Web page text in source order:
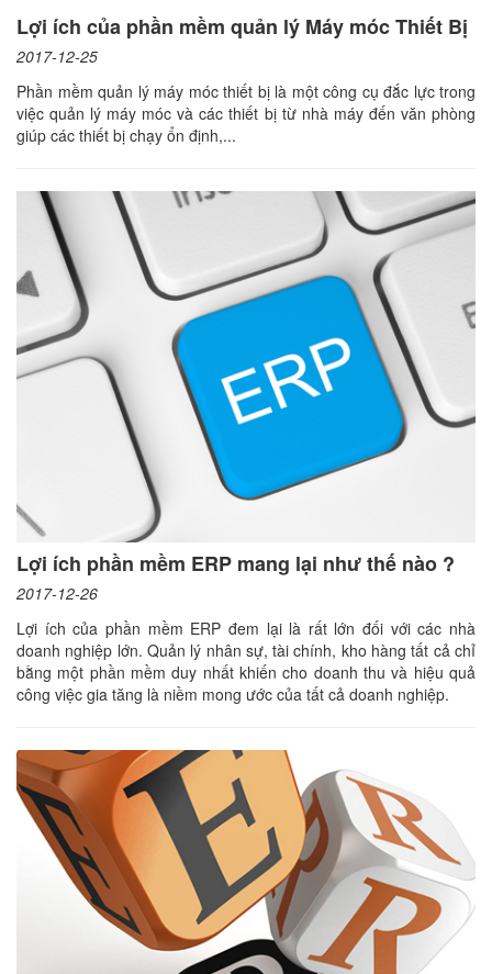
Lợi ích của phần mềm quản lý Máy móc Thiết Bị
2017-12-25
Phần mềm quản lý máy móc thiết bị là một công cụ đắc lực trong
việc quản lý máy móc và các thiết bị từ nhà máy đến văn phòng
giúp các thiết bị chạy ổn định,...
Lợi ích phần mềm ERP mang lại như thế nào ?
2017-12-26
Lợi ích của phần mềm ERP đem lại là rất lớn đối với các nhà
doanh nghiệp lớn. Quản lý nhân sự, tài chính, kho hàng tất cả chỉ
bằng một phần mềm duy nhất khiến cho doanh thu và hiệu quả
công việc gia tăng là niềm mong ước của tất cả doanh nghiệp.